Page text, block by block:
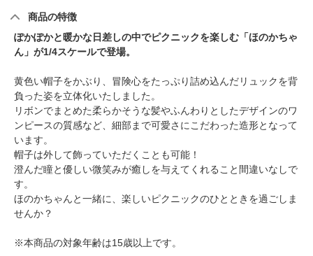
商品の特徴
ぽかぽかと暖かな日差しの中でピクニックを楽しむ「ほのかちゃ
ん」が1/4スケールで登場。
黄色い帽子をかぶり、冒険心をたっぷり詰め込んだリュックを背
負った姿を立体化いたしました。
リボンでまとめた柔らかそうな髪やふんわりとしたデザインのワ
ンピースの質感など、細部まで可愛さにこだわった造形となって
います。
帽子は外して飾っていただくことも可能！
澄んだ瞳と優しい微笑みが癒しを与えてくれること間違いなしで
す。
ほのかちゃんと一緒に、楽しいピクニックのひとときを過ごしま
せんか？
※本商品の対象年齢は15歳以上です。